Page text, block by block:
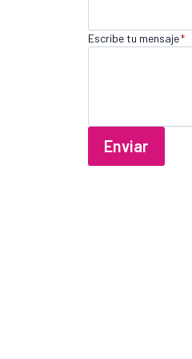
Escribe tu mensaje*
Enviar